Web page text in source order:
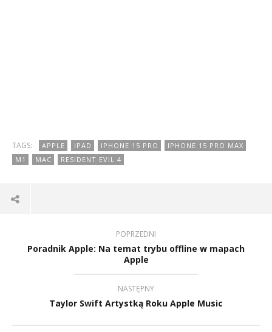
TAGS: APPLE IPAD IPHONE 15 PRO
IPHONE 15 PRO MAX
M1
MAC RESIDENT EVIL 4
POPRZEDNI
Poradnik Apple: Na temat trybu offline w mapach
Apple
NASTĘPNY
Taylor Swift Artystką Roku Apple Music